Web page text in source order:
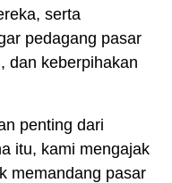
serta
pedagang pasar
dan keberpihakan
penting dari
itu, kami mengajak
memandang pasar